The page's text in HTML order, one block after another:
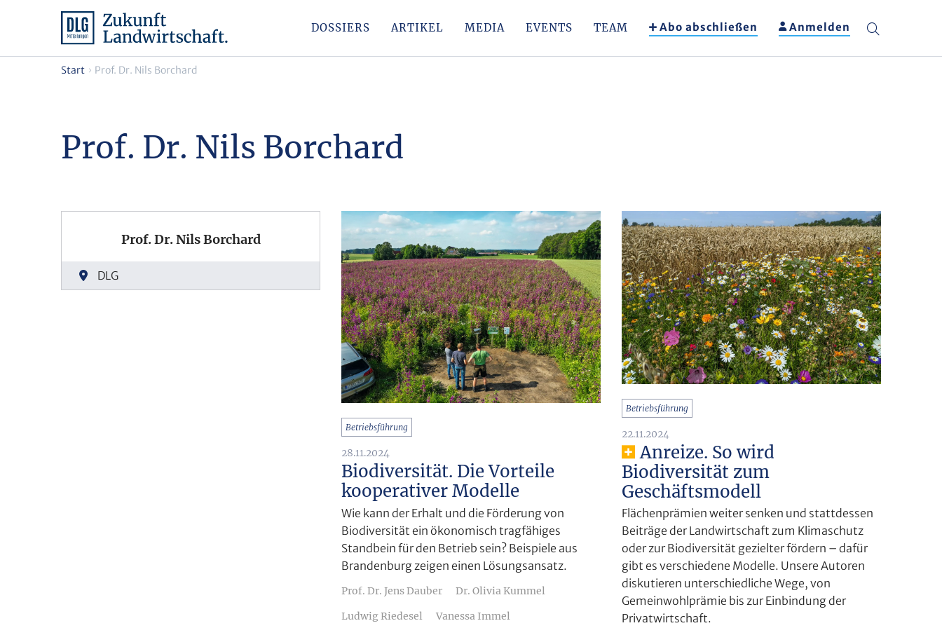
DOSSIERS ARTIKEL MEDIA EVENTS TEAM Abo abschließen Anmelden
Start Prof. Dr. Nils Borchard
Prof. Dr. Nils Borchard
Prof. Dr. Nils Borchard
DLG
Betriebsführung
28.11.2024
Biodiversität. Die Vorteile
kooperativer Modelle
Wie kann der Erhalt und die Förderung von
Biodiversität ein ökonomisch tragfähiges
Standbein für den Betrieb sein? Beispiele aus
Brandenburg zeigen einen Lösungsansatz.
Prof. Dr. Jens Dauber
Dr. Olivia Kummel
Ludwig Riedesel
Vanessa Immel
Betriebsführung
22.11.2024
Anreize. So wird
Biodiversität zum
Geschäftsmodell
Flächenprämien weiter senken und stattdessen
Beiträge der Landwirtschaft zum Klimaschutz
oder zur Biodiversität gezielter fördern – dafür
gibt es verschiedene Modelle. Unsere Autoren
diskutieren unterschiedliche Wege, von
Gemeinwohlprämie bis zur Einbindung der
Privatwirtschaft.